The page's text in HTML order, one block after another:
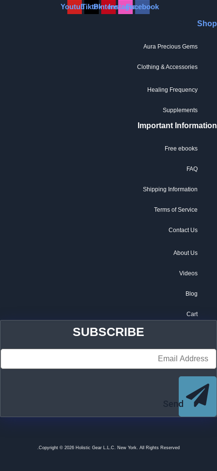
Facebook
Instagram
Pinterest
Tiktok
Youtube
Aura Precious Gems
Clothing & Accessories
Healing Frequency
Supplements
Important
Free ebooks
FAQ
Shipping Information
Terms of Service
Contact Us
About Us
Videos
Blog
Cart
SUBSCRIBE
Send
Copyright © 2026 Holistic Gear L.L.C. New York. All Rights Reserved.